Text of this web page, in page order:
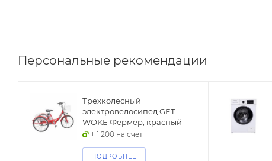
Персональные рекомендации
Трехколесный
электровелосипед GET
WOKE Фермер, красный
+ 1 200 на счет
ПОДРОБНЕЕ